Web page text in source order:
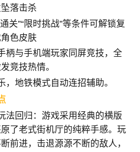
落击杀
关”“限时挑战”等条件可解锁复
色皮肤
柄与手机端玩家同屏竞技，全
竞技热情。
，地铁模式自动连招辅助。
法回归：游戏采用经典的横版
了老式街机厅的纯粹手感。玩
前进，击退源源不断的敌人，